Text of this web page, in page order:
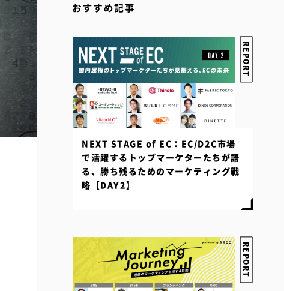
REPORT
REPORT
NEXT STAGE of EC：EC/D2C市場
で活躍するトップマーケターたちが語
る、勝ち残るためのマーケティング戦
略【DAY2】